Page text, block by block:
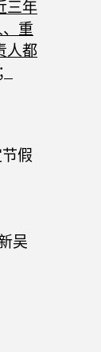
三年
重
人都
假
吴